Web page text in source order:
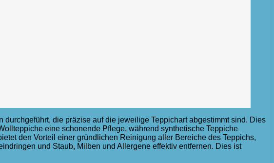
die präzise auf die jeweilige Teppichart abgestimmt sind. Dies
eine schonende Pflege, während synthetische Teppiche
den Vorteil einer gründlichen Reinigung aller Bereiche des Teppichs,
und Staub, Milben und Allergene effektiv entfernen. Dies ist